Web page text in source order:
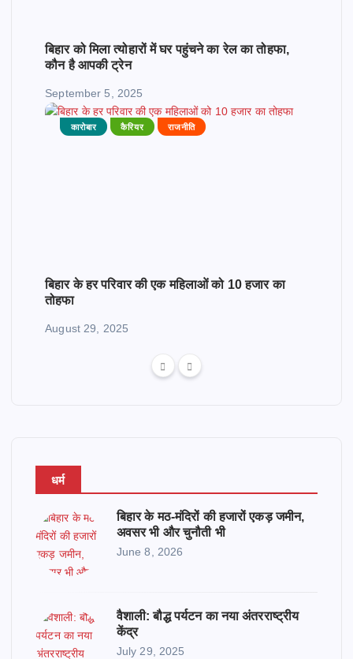
बिहार को मिला त्योहारों में घर पहुंचने का रेल का तोहफा,
कौन है आपकी ट्रेन
September 5, 2025
कारोबार कैरियर राजनीति
बिहार के हर परिवार की एक महिलाओं को 10 हजार का
तोहफा
August 29, 2025
धर्म
बिहार के मठ-मंदिरों की हजारों एकड़ जमीन,
अवसर भी और चुनौती भी
June 8, 2026
वैशाली: बौद्ध पर्यटन का नया अंतरराष्ट्रीय
केंद्र
July 29, 2025